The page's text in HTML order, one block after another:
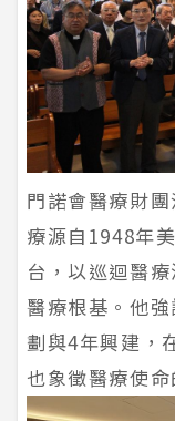
門諾會醫療財
療源自1948年
台，以巡迴醫
醫療根基。他
劃與4年興建，
也象徵醫療使